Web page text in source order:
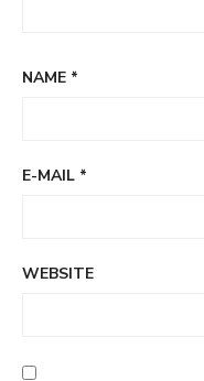
NAME *
E-MAIL *
WEBSITE